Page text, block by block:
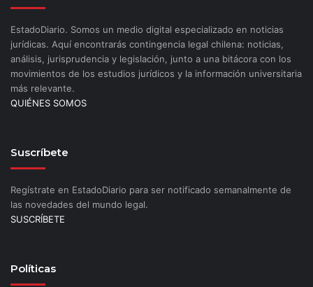
EstadoDiario. Somos un medio digital especializado en noticias
jurídicas. Aquí encontrarás contingencia legal chilena: noticias,
análisis, jurisprudencia y legislación, junto a una bitácora con los
movimientos de los estudios jurídicos y la información universitaria
más relevante.
QUIÉNES SOMOS
Suscríbete
Regístrate en EstadoDiario para ser notificado semanalmente de
las novedades del mundo legal.
SUSCRÍBETE
Políticas